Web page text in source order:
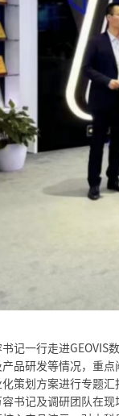
记一行走进GEOVIS
品研发等情况，重
化策划方案进行专题
书记及调研团队在